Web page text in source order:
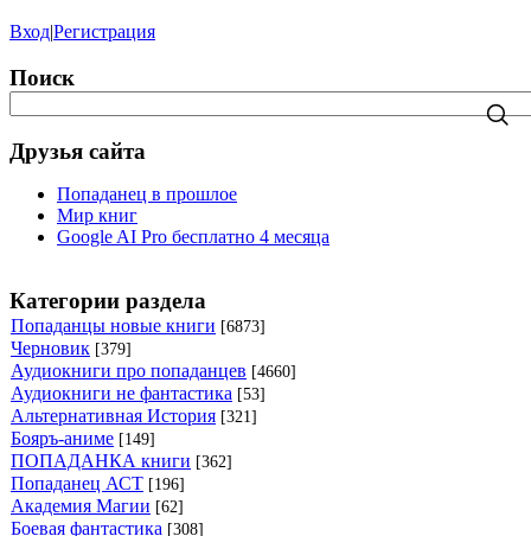
Вход|Регистрация
Поиск
Друзья сайта
Попаданец в прошлое
Мир книг
Google AI Pro бесплатно 4 месяца
Категории раздела
Попаданцы новые книги [6873]
Черновик [379]
Аудиокниги про попаданцев [4660]
Аудиокниги не фантастика [53]
Альтернативная История [321]
Бояръ-аниме [149]
ПОПАДАНКА книги [362]
Попаданец АСТ [196]
Академия Магии [62]
Боевая фантастика [308]